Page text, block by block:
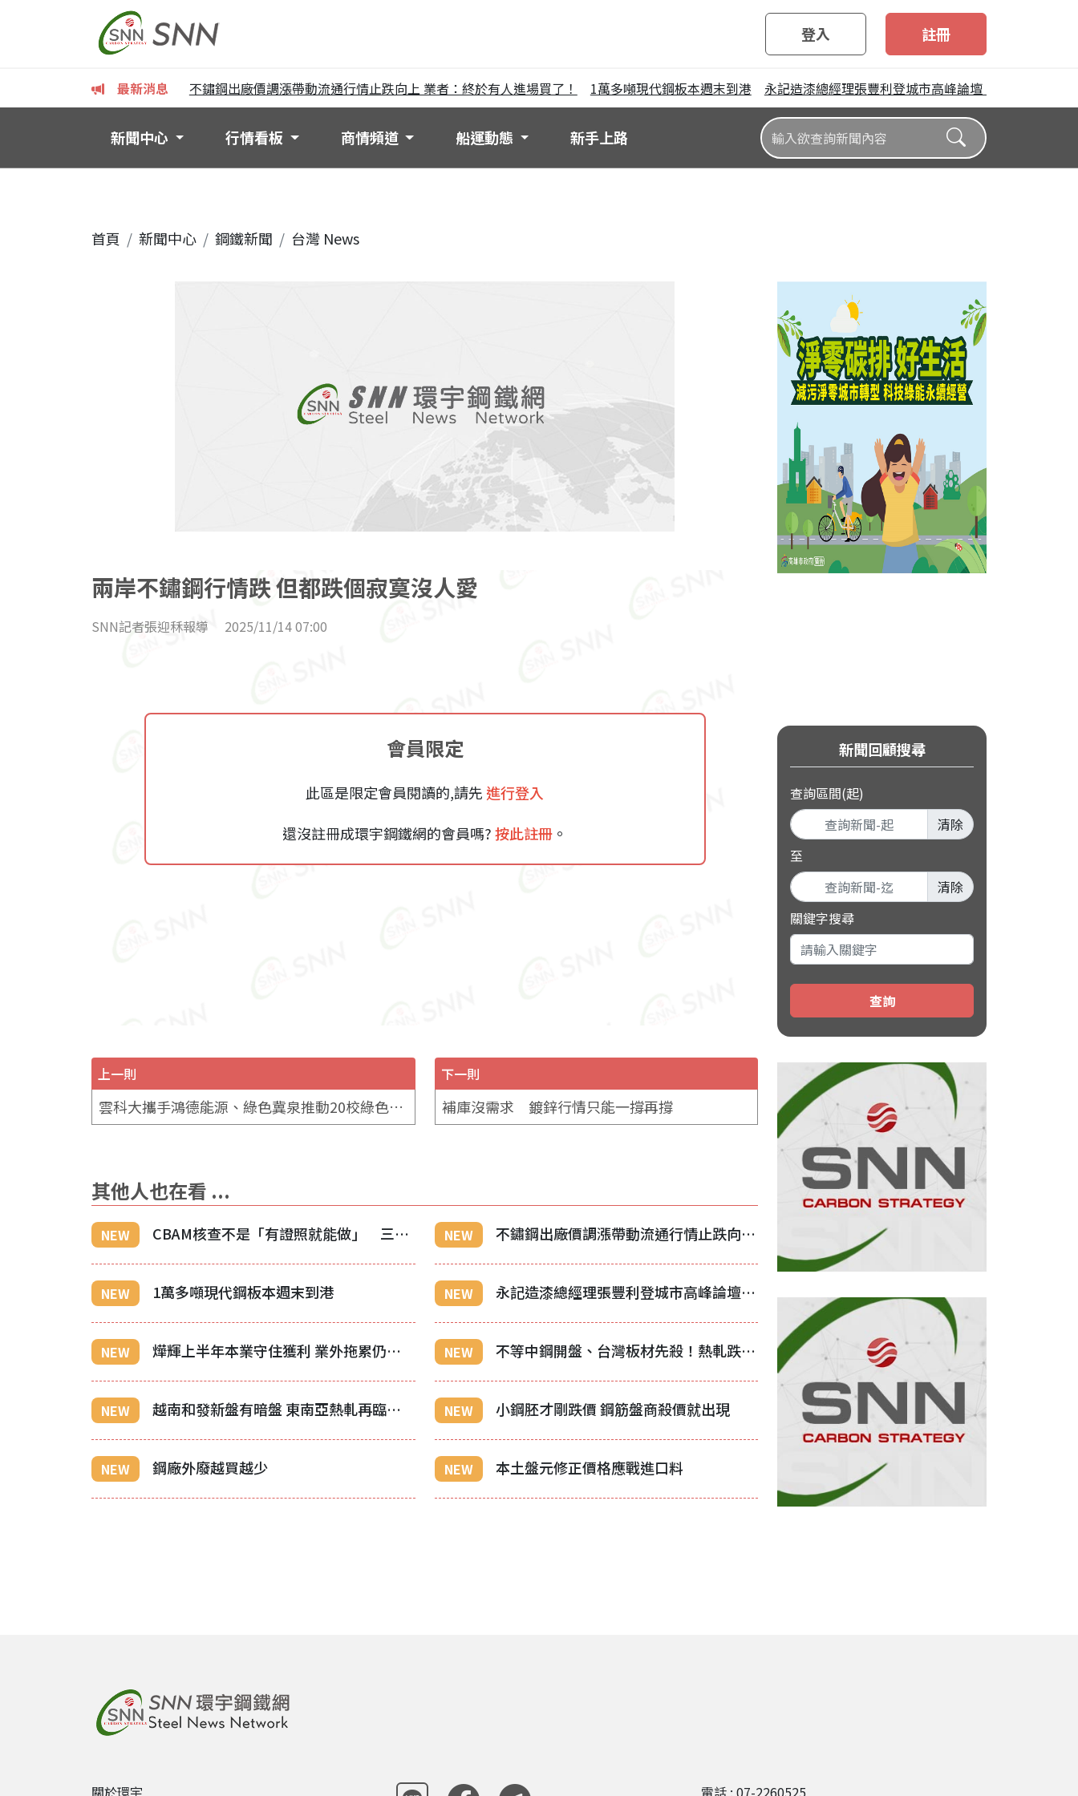
登入 註冊
最新消息
要懂鋼廠、還得真正獨立 不鏽鋼出廠價調漲帶動流通行情止跌向上 業者：終於有人進場買了！ 1萬多噸現代鋼板本週末到港 永記造漆總經理張豐利登城市高峰論壇 從淡江大橋談「
新聞中心 行情看板 商情頻道 船運動態 新手上路
首頁 新聞中心 鋼鐵新聞 台灣 News
兩岸不鏽鋼行情跌 但都跌個寂寞沒人愛
SNN記者張迎秝報導 2025/11/14 07:00
會員限定
此區是限定會員閱讀的,請先 進行登入
還沒註冊成環宇鋼鐵網的會員嗎?按此註冊 。
上一則
雲科大攜手鴻德能源、綠色冀泉推動20校綠色碳公益 復育綠色防災觀念
下一則
補庫沒需求 鍍鋅行情只能一撐再撐
其他人也在看 ...
NEW CBAM核查不是「有證照就能做」 三大硬門檻浮現：要到現場、要懂鋼廠、還得真正獨立 NEW 不鏽鋼出廠價調漲帶動流通行情止跌向上 業者：終於有人進場買了！
NEW 1萬多噸現代鋼板本週末到港 NEW 永記造漆總經理張豐利登城市高峰論壇 從淡江大橋談「看不見的城市防線」
NEW 燁輝上半年本業守住獲利 業外拖累仍陷虧損 NEW 不等中鋼開盤、台灣板材先殺！熱軋跌破1.8萬 冷軋同步失守2萬元
NEW 越南和發新盤有暗盤 東南亞熱軋再臨保衛戰 NEW 小鋼胚才剛跌價 鋼筋盤商殺價就出現
NEW 鋼廠外廢越買越少 NEW 本土盤元修正價格應戰進口料
新聞回顧搜尋
查詢區間(起)
清除
至
清除
關鍵字搜尋
查詢
關於環宇 電話 : 07-2260525